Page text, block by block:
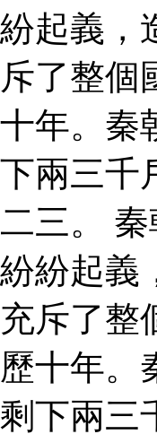
起義，
了整個
年。秦
兩三
三。
紛起義
斥了整
十年。
下兩